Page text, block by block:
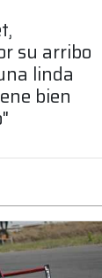
su arribo
linda
bien